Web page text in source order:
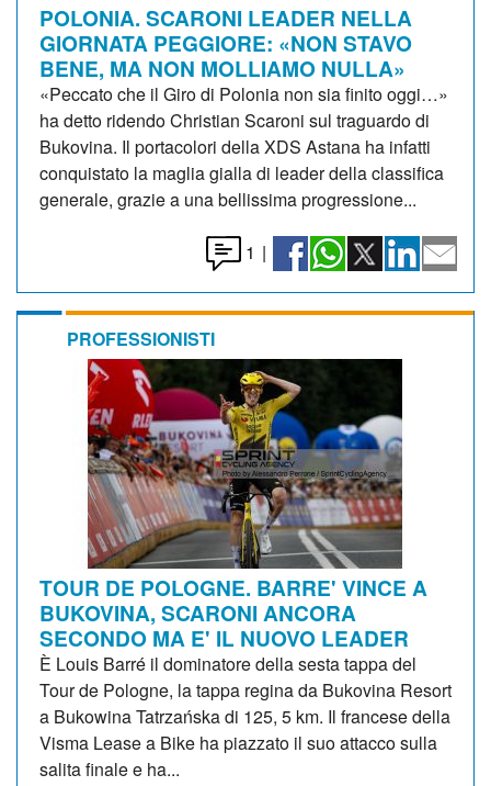
POLONIA. SCARONI LEADER NELLA
GIORNATA PEGGIORE: «NON STAVO
BENE, MA NON MOLLIAMO NULLA»
«Peccato che il Giro di Polonia non sia finito oggi…»
ha detto ridendo Christian Scaroni sul traguardo di
Bukovina. Il portacolori della XDS Astana ha infatti
conquistato la maglia gialla di leader della classifica
generale, grazie a una bellissima progressione...
1 |
PROFESSIONISTI
TOUR DE POLOGNE. BARRE' VINCE A
BUKOVINA, SCARONI ANCORA
SECONDO MA E' IL NUOVO LEADER
È Louis Barré il dominatore della sesta tappa del
Tour de Pologne, la tappa regina da Bukovina Resort
a Bukowina Tatrzańska di 125, 5 km. Il francese della
Visma Lease a Bike ha piazzato il suo attacco sulla
salita finale e ha...